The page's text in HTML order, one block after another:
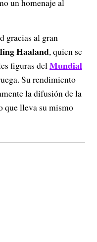
un homenaje al
gracias al gran
Haaland, quien se
figuras delMundial
Su rendimiento
la difusión de la
que lleva su mismo